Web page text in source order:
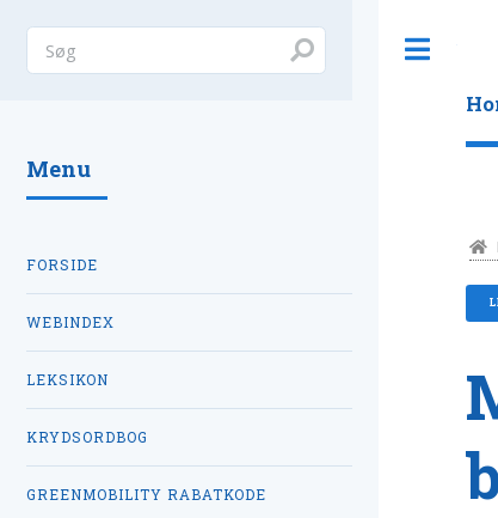
Menu
FORSIDE
WEBINDEX
LEKSIKON
KRYDSORDBOG
GREENMOBILITY RABATKODE